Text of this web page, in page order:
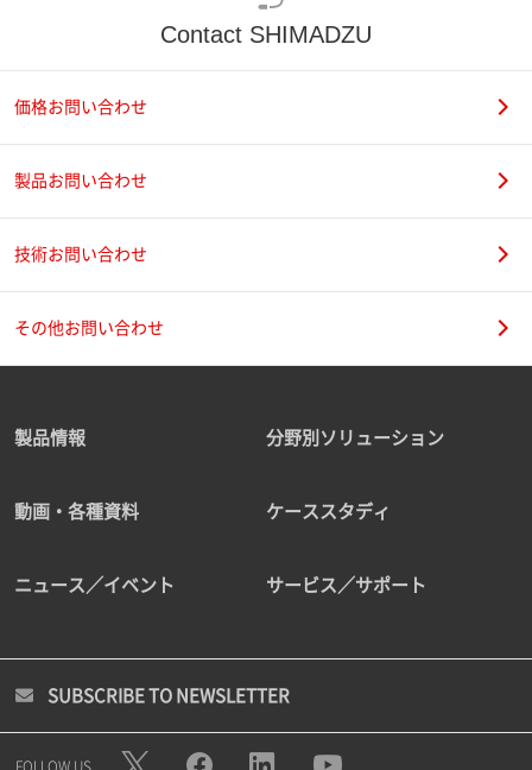
Contact SHIMADZU
価格お問い合わせ
製品お問い合わせ
技術お問い合わせ
その他お問い合わせ
製品情報 分野別ソリューション
動画・各種資料 ケーススタディ
ニュース／イベント サービス／サポート
SUBSCRIBE TO NEWSLETTER
FOLLOW US